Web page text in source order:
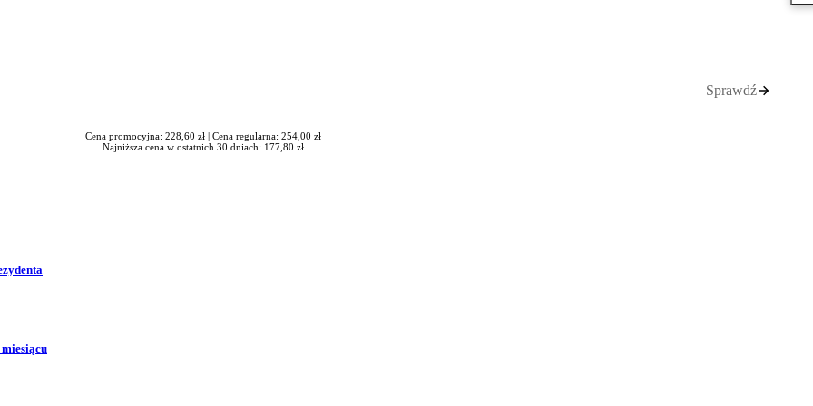
Sprawdź
Cena promocyjna: 228,60 zł | Cena regularna: 254,00 zł
Najniższa cena w ostatnich 30 dniach: 177,80 zł